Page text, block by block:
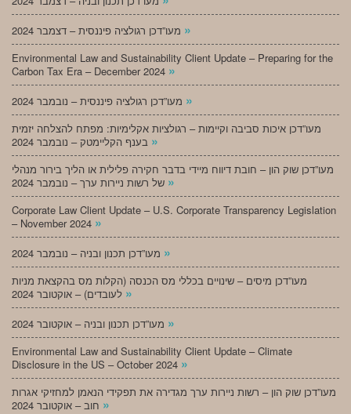
»
Environmental Law and Sustainability Client Update – Preparing for the
Carbon Tax Era – December 2024 »
»
מעו”דכן איכות סביבה וקיימות – רגולציות אקלימיות: מפתח להצלחה יזמית
»
מעו”דכן שוק הון – חובת דיווח מיידי בדבר חקירה פלילית או הליך בירור מנהלי
»
Corporate Law Client Update – U.S. Corporate Transparency Legislation
– November 2024 »
»
מעו”דכן מיסים – שינויים בכללי מס הכנסה (הקלות מס בהקצאת מניות
»
»
Environmental Law and Sustainability Client Update – Climate
Disclosure in the US – October 2024 »
מעו”דכן שוק הון – רשות ניירות ערך מגדירה את תפקידי הנאמן למחזיקי אגרות
»